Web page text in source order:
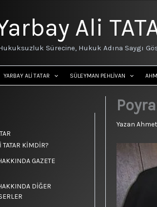
Ali
Sürecine, Hukuk Adına Saygı
YARBAY ALİ TATAR SÜLEYMAN PEHLİVAN
TATAR KİMDİR?
GAZETE
DİĞER
Yazan